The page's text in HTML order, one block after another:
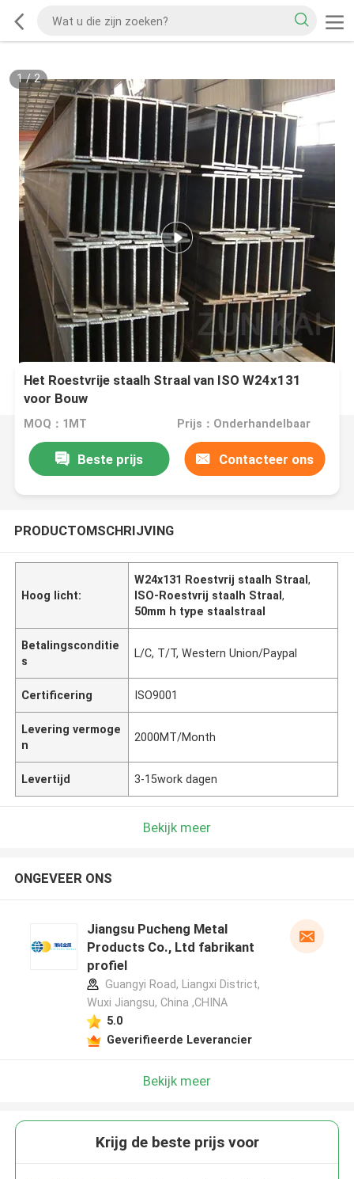
1/2
Het Roestvrije staalh Straal van ISO W24x131
voor Bouw
MOQ：1MT Prijs：Onderhandelbaar
Beste prijs Contacteer ons
PRODUCTOMSCHRIJVING
Hoog licht:
W24x131 Roestvrij staalh Straal,
ISO-Roestvrij staalh Straal,
50mm h type staalstraal
Betalingsconditie
s
L/C, T/T, Western Union/Paypal
Certificering ISO9001
Levering vermoge
n
2000MT/Month
Levertijd 3-15work dagen
Bekijk meer
ONGEVEER ONS
Jiangsu Pucheng Metal
Products Co., Ltd fabrikant
profiel
Guangyi Road, Liangxi District,
Wuxi Jiangsu, China ,CHINA
5.0
Geverifieerde Leverancier
Bekijk meer
Krijg de beste prijs voor